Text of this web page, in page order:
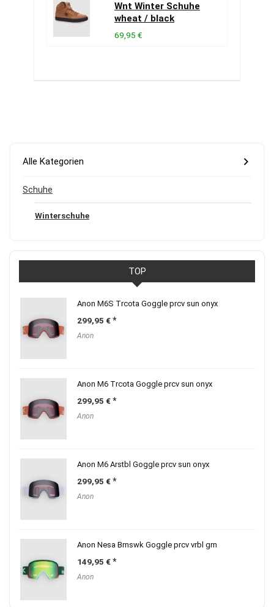
Wnt Winter Schuhe
wheat / black
69,95 €
Alle Kategorien
Schuhe
Winterschuhe
TOP
Anon M6S Trcota Goggle prcv sun onyx
299,95 €
Anon
Anon M6 Trcota Goggle prcv sun onyx
299,95 €
Anon
Anon M6 Arstbl Goggle prcv sun onyx
299,95 €
Anon
Anon Nesa Brnswk Goggle prcv vrbl grn
149,95 €
Anon